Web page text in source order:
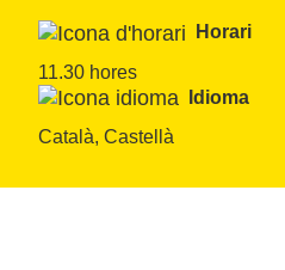
Horari
11.30 hores
Idioma
Català, Castellà